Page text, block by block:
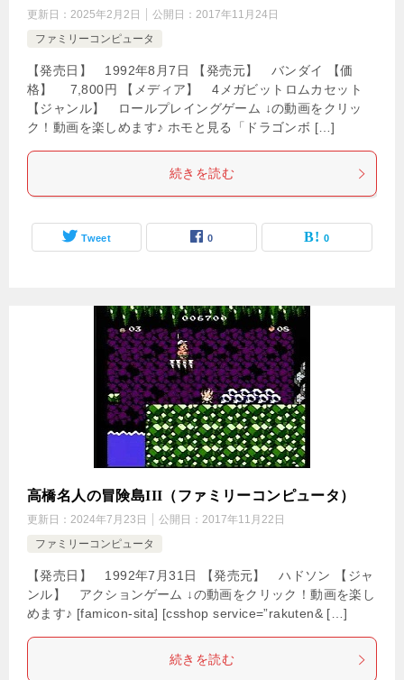
更新日： 2025年2月2日 公開日： 2017年11月24日
ファミリーコンピュータ
【発売日】 1992年8月7日 【発売元】 バンダイ 【価
格】 7,800円 【メディア】 4メガビットロムカセット
【ジャンル】 ロールプレイングゲーム ↓の動画をクリッ
ク！動画を楽しめます♪ ホモと見る「ドラゴンボ […]
続きを読む
Tweet 0 0
高橋名人の冒険島III（ファミリーコンピュータ）
更新日： 2024年7月23日 公開日： 2017年11月22日
ファミリーコンピュータ
【発売日】 1992年7月31日 【発売元】 ハドソン 【ジャ
ンル】 アクションゲーム ↓の動画をクリック！動画を楽し
めます♪ [famicon-sita] [csshop service=”rakuten& […]
続きを読む